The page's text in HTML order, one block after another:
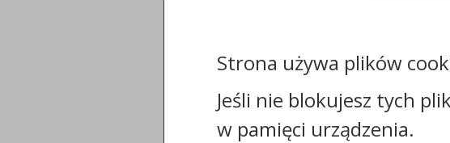
Strona używa plików
Jeśli nie blokujesz tych
w pamięci urządzenia.